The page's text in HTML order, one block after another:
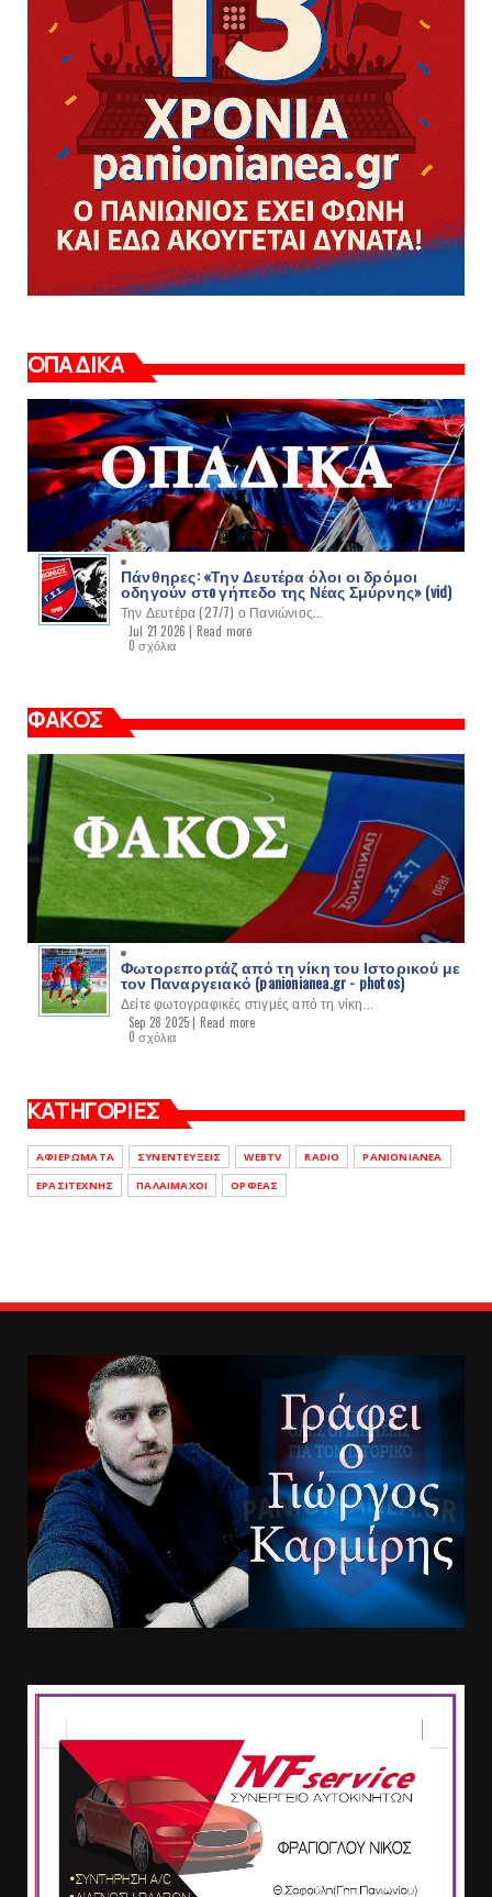
ΟΠΑΔΙΚΑ
Πάνθηρες: «Την Δευτέρα όλοι οι δρόμοι
οδηγούν στo γήπεδο της Νέας Σμύρνης» (vid)
Την Δευτέρα (27/7) ο Πανιώνιος...
Jul 21 2026 | Read more
0 σχόλια
ΦΑΚΟΣ
Φωτορεπορτάζ από τη νίκη του Ιστορικού με
τον Παναργειακό (panionianea.gr - photos)
Δείτε φωτογραφικές στιγμές από τη νίκη...
Sep 28 2025 | Read more
0 σχόλια
ΚΑΤΗΓΟΡΙΕΣ
ΑΦΙΕΡΩΜΑΤΑ ΣΥΝΕΝΤΕΥΞΕΙΣ WEBTV RADIO
PANIONIANEA
ΕΡΑΣΙΤΕΧΝΗΣ
ΠΑΛΑΙΜΑΧΟΙ ΟΡΦΕΑΣ